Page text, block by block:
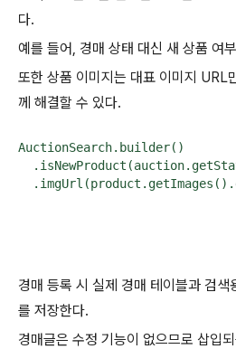
다.
예를 들어, 경매 상태 대신 새 상품 여
또한 상품 이미지는 대표 이미지 URL
께 해결할 수 있다.
AuctionSearch.builder()
경매 등록 시 실제 경매 테이블과 검색
를 저장한다.
경매글은 수정 기능이 없으므로 삽입